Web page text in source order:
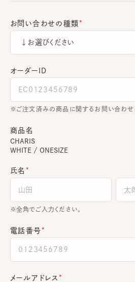
お問い合わせの種類
オーダーＩＤ
ご注文済みの商品に関するお問い合わせ
商品名
CHARIS
WHITE / ONESIZE
氏名
全角でご入力ください。
電話番号
メールアドレス